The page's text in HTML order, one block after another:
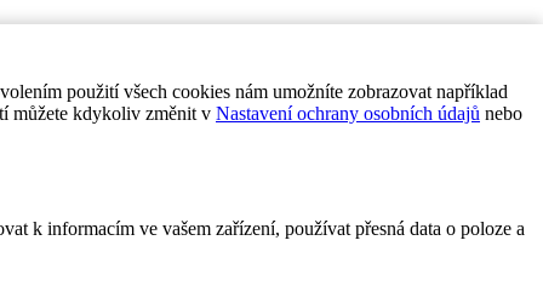
použití všech cookies nám umožníte zobrazovat například
můžete kdykoliv změnit v Nastavení ochrany osobních údajů nebo
k informacím ve vašem zařízení, používat přesná data o poloze a